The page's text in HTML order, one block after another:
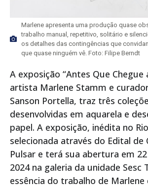
Marlene apresenta uma produção quase
trabalho manual, repetitivo, solitário e
os detalhes das contingências que
que quase ninguém vê. Foto: Filipe Berndt
A exposição “Antes Que Chegue
artista Marlene Stamm e
Sanson Portella, traz três
desenvolvidas em aquarela e
papel. A exposição, inédita no
selecionada através do Edital de
Pulsar e terá sua abertura em
2024 na galeria da unidade Sesc
essência do trabalho de Marlene